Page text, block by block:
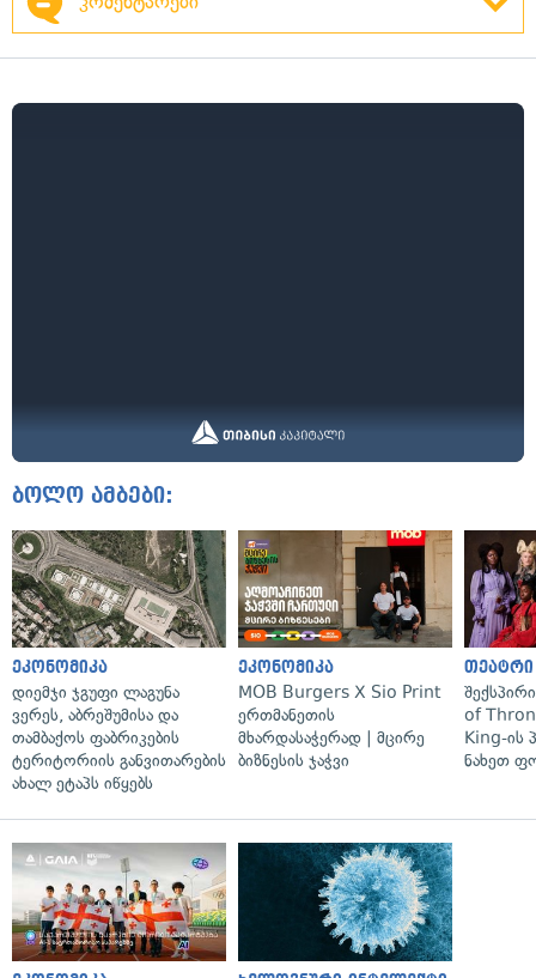
ბოლო ამბები:
ეკონომიკა
დიემჯი ჯგუფი ლაგუნა
ვერეს, აბრეშუმისა და
თამბაქოს ფაბრიკების
ტერიტორიის განვითარების
ახალ ეტაპს იწყებს
ეკონომიკა
MOB Burgers X Sio Print
ერთმანეთის
მხარდასაჭერად | მცირე
ბიზნესის ჯაჭვი
თეატრი
of
King-ის
ნახეთ